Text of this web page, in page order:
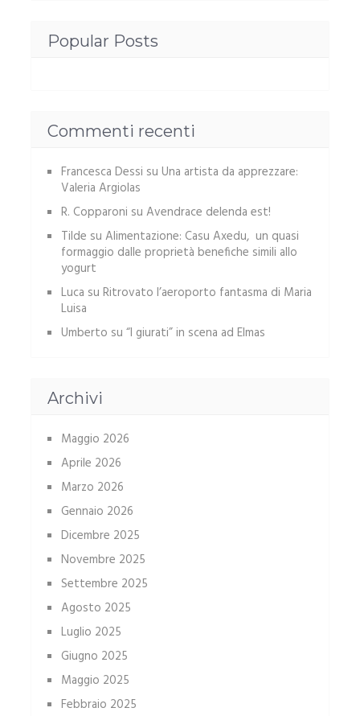
Popular Posts
Commenti recenti
Francesca Dessi su Una artista da apprezzare:
Valeria Argiolas
R. Copparoni su Avendrace delenda est!
Tilde su Alimentazione: Casu Axedu, un quasi
formaggio dalle proprietà benefiche simili allo
yogurt
Luca su Ritrovato l’aeroporto fantasma di Maria
Luisa
Umberto su “I giurati” in scena ad Elmas
Archivi
Maggio 2026
Aprile 2026
Marzo 2026
Gennaio 2026
Dicembre 2025
Novembre 2025
Settembre 2025
Agosto 2025
Luglio 2025
Giugno 2025
Maggio 2025
Febbraio 2025